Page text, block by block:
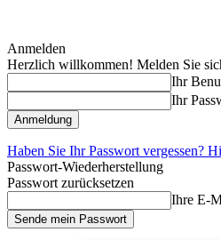
Anmelden
Herzlich willkommen! Melden Sie
Ihr
Ihr
Haben Sie Ihr Passwort vergessen?
Passwort-Wiederherstellung
Passwort zurücksetzen
Ihre E-